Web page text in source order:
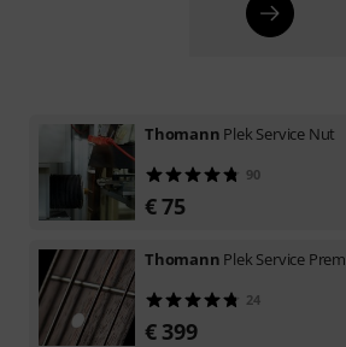
Thomann Plek Service Nut
90
€ 75
Thomann Plek Service
24
€ 399